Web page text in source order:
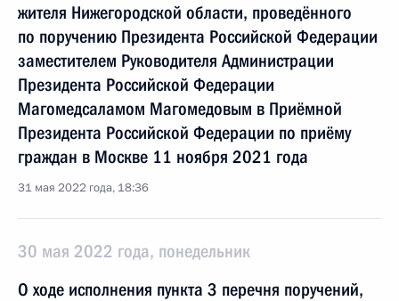
жителя Нижегородской области, проведённого
по поручению Президента Российской Федерации
заместителем Руководителя Администрации
Президента Российской Федерации
Магомедсаламом Магомедовым в Приёмной
Президента Российской Федерации по приёму
граждан в Москве 11 ноября 2021 года
31 мая 2022 года, 18:36
30 мая 2022 года, понедельник
О ходе исполнения пункта 3 перечня поручений,